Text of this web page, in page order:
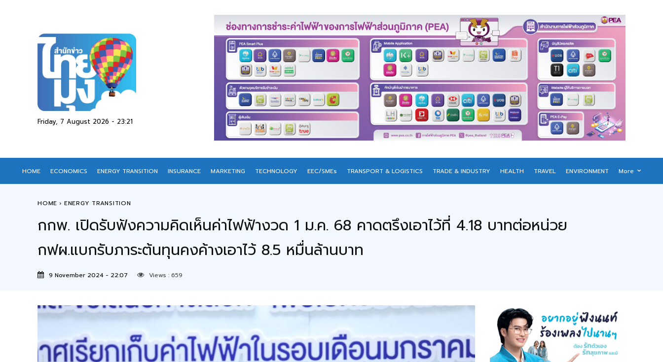
Friday, 7 August 2026 - 23:21
HOME ECONOMICS ENERGY TRANSITION INSURANCE MARKETING TECHNOLOGY EEC/SMEs TRANSPORT & LOGISTICS TRADE & INDUSTRY HEALTH TRAVEL ENVIRONMENT More
HOME ENERGY TRANSITION
กกพ. เปิดรับฟังความคิดเห็นค่าไฟฟ้างวด 1 ม.ค. 68 คาดตรึงเอาไว้ที่ 4.18 บาทต่อหน่วย
กฟผ.แบกรับภาระต้นทุนคงค้างเอาไว้ 8.5 หมื่นล้านบาท
9 November 2024 - 22:07 Views : 659